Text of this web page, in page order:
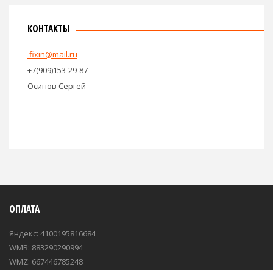
КОНТАКТЫ
fixin@mail.ru
+7(909)153-29-87
Осипов Сергей
ОПЛАТА
Яндекс: 4100195816684
WMR: 883290290994
WMZ: 667446785248